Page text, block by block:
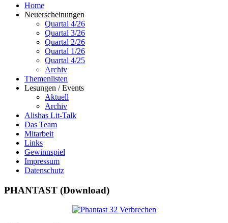
Home
Neuerscheinungen
Quartal 4/26
Quartal 3/26
Quartal 2/26
Quartal 1/26
Quartal 4/25
Archiv
Themenlisten
Lesungen / Events
Aktuell
Archiv
Alishas Lit-Talk
Das Team
Mitarbeit
Links
Gewinnspiel
Impressum
Datenschutz
PHANTAST (Download)